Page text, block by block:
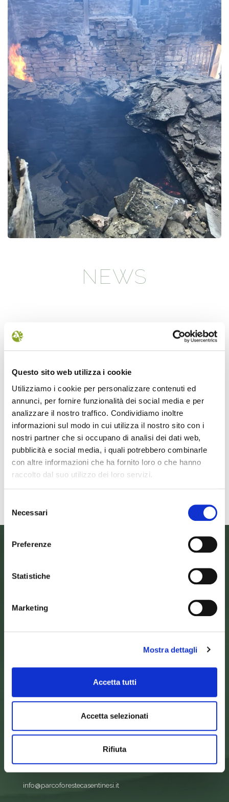
Questo sito web utilizza i cookie
Utilizziamo i cookie per personalizzare contenuti ed
annunci, per fornire funzionalità dei social media e per
analizzare il nostro traffico. Condividiamo inoltre
informazioni sul modo in cui utilizza il nostro sito con i
nostri partner che si occupano di analisi dei dati web,
pubblicità e social media, i quali potrebbero combinarle
con altre informazioni che ha fornito loro o che hanno
raccolto dal suo utilizzo dei loro servizi.
del
consenso
Necessari
Preferenze
Statistiche
Marketing
Mostra dettagli
Accetta tutti
Accetta selezionati
Rifiuta
NEWS
Il futuro della memoria
UN FESTIVAL DIFFUSOper
scoprire/coltivare/lo spirito/della
vallePASSI NEL BUIO: NELLA "VALLE
DELLE LUCCIOLE" 13
Leggi tutto
Dall’11 al 19
percorre solo
Guide Consigliate
Penna di
Palazzo Vigiani
52015 Pratovecchio - AR
SEDE DELLA COMUNITA’ DEL PARCO
Palazzo Nefetti
tel.0543 971375
info@parcoforestecasentinesi.it